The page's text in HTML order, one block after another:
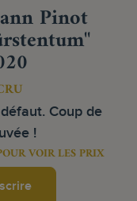
Pinot
Coup de
!
VOIR LES PRIX